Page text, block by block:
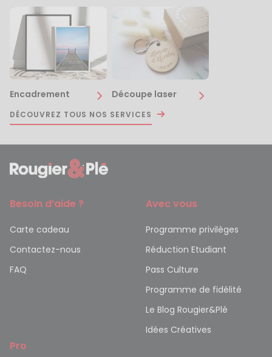
Encadrement Découpe laser
DÉCOUVREZ TOUS NOS SERVICES
Besoin d’aide ?
Carte cadeau
Contactez-nous
FAQ
Avec vous
Programme privilèges
Réduction Etudiant
Pass Culture
Programme de fidélité
Le Blog Rougier&Plé
Idées Créatives
Pro